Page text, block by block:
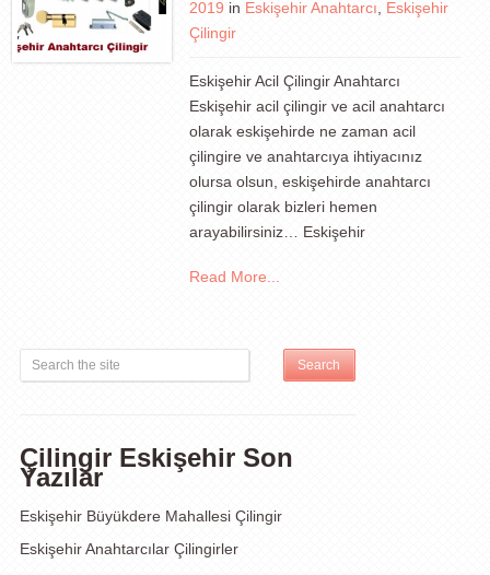
2019 in Eskişehir Anahtarcı
Eskişehir
Çilingir
Eskişehir Acil Çilingir Anahtarcı
Eskişehir acil çilingir ve acil anahtarcı
olarak eskişehirde ne zaman acil
çilingire ve anahtarcıya ihtiyacınız
olursa olsun, eskişehirde anahtarcı
çilingir olarak bizleri hemen
arayabilirsiniz… Eskişehir
Read More...
Çilingir Eskişehir Son
Yazılar
Eskişehir Büyükdere Mahallesi Çilingir
Eskişehir Anahtarcılar Çilingirler